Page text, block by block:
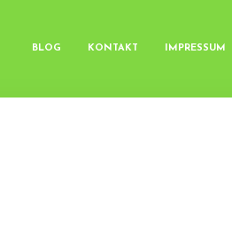
BLOG KONTAKT IMPRESSUM